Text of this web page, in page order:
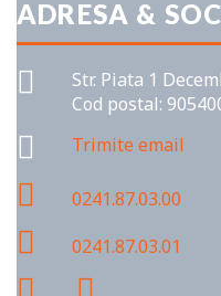
ADRESA &
Str. Piata 1
Cod postal:
Trimite email
0241.87.03.00
0241.87.03.01